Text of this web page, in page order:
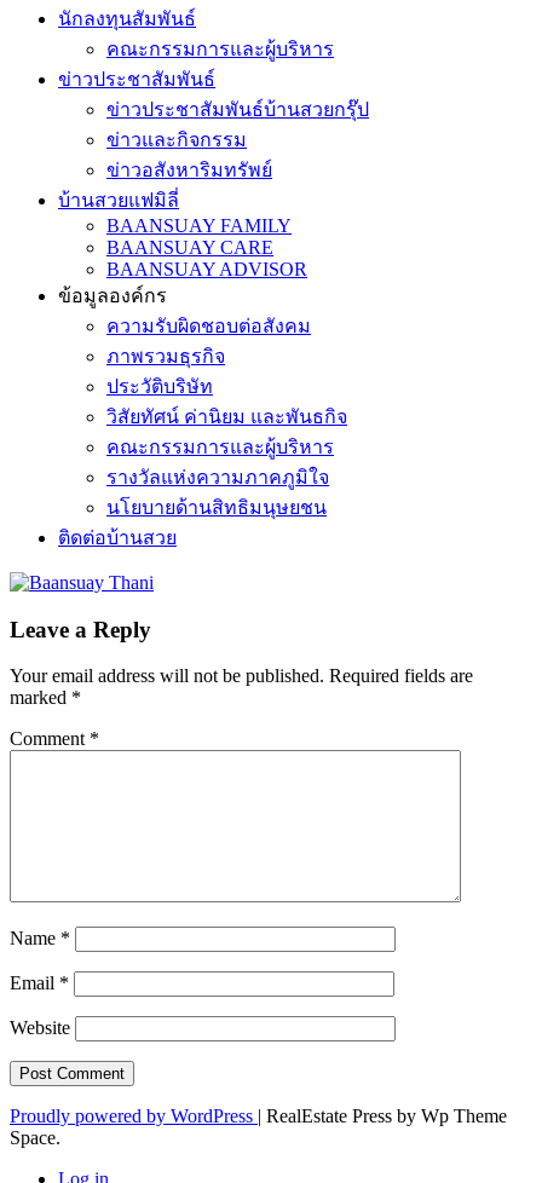
นักลงทุนสัมพันธ์
คณะกรรมการและผู้บริหาร
ข่าวประชาสัมพันธ์
ข่าวประชาสัมพันธ์บ้านสวยกรุ๊ป
ข่าวและกิจกรรม
ข่าวอสังหาริมทรัพย์
บ้านสวยแฟมิลี่
BAANSUAY FAMILY
BAANSUAY CARE
BAANSUAY ADVISOR
ข้อมูลองค์กร
ความรับผิดชอบต่อสังคม
ภาพรวมธุรกิจ
ประวัติบริษัท
วิสัยทัศน์ ค่านิยม และพันธกิจ
คณะกรรมการและผู้บริหาร
รางวัลแห่งความภาคภูมิใจ
นโยบายด้านสิทธิมนุษยชน
ติดต่อบ้านสวย
Leave a Reply
Your email address will not be published. Required fields are
marked *
Comment *
Name *
Email *
Website
Proudly powered by WordPress | RealEstate Press by Wp Theme
Space.